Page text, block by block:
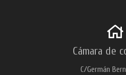
Cámara de
C/Germán